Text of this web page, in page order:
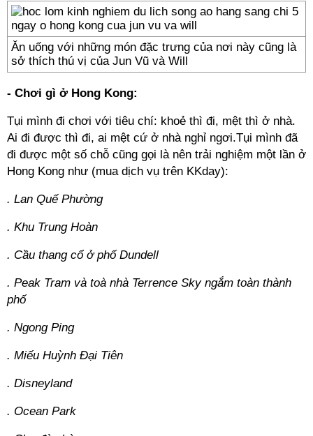
Ăn uống với những món đặc trưng của nơi này cũng là
sở thích thú vị của Jun Vũ và Will
- Chơi gì ở Hong Kong:
Tụi mình đi chơi với tiêu chí: khoẻ thì đi, mệt thì ở nhà.
Ai đi được thì đi, ai mệt cứ ở nhà nghỉ ngơi.Tụi mình đã
đi được một số chỗ cũng gọi là nên trải nghiệm một lần ở
Hong Kong như (mua dịch vụ trên KKday):
. Lan Quế Phường
. Khu Trung Hoàn
. Cầu thang cổ ở phố Dundell
. Peak Tram và toà nhà Terrence Sky ngắm toàn thành
phố
. Ngong Ping
. Miếu Huỳnh Đại Tiên
. Disneyland
. Ocean Park